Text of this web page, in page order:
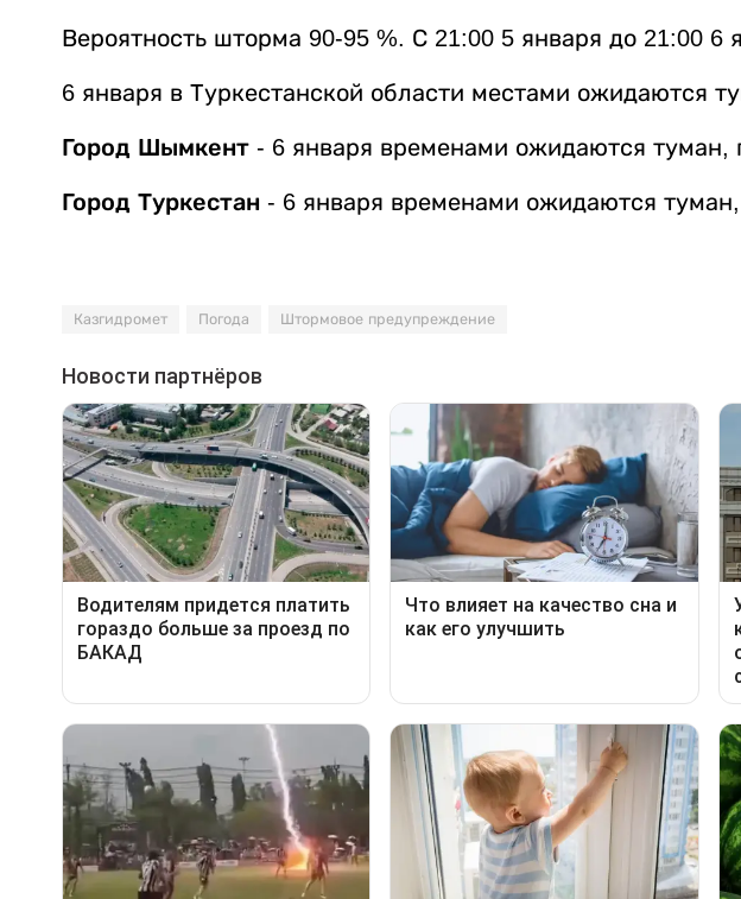
Вероятность шторма 90-95 %. С 21:00 5 января до 21:00 6
6 января в Туркестанской области местами ожидаются
Город Шымкент - 6 января временами ожидаются туман,
Город Туркестан - 6 января временами ожидаются туман,
Казгидромет Погода Штормовое предупреждение